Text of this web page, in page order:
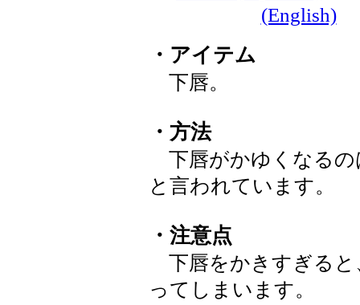
(English)
・アイテム
下唇。
・方法
下唇がかゆくなるの
と言われています。
・注意点
下唇をかきすぎると
ってしまいます。